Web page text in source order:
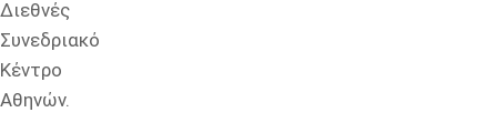
Διεθνές
Συνεδριακό
Κέντρο
Αθηνών.